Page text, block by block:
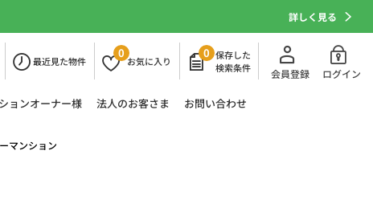
詳しく見る
最近見た物件
0
お気に入り
0 保存した
検索条件
会員登録 ログイン
ョンオーナー様 法人のお客さま お問い合わせ
マンション